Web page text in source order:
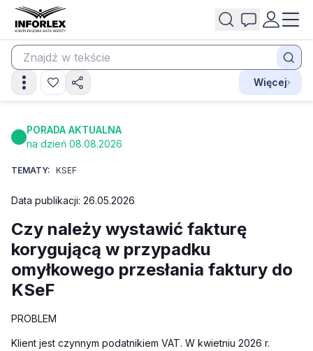
Więcej
PORADA AKTUALNA
na dzień 08.08.2026
TEMATY: KSEF
Data publikacji: 26.05.2026
Czy należy wystawić fakturę
korygującą w przypadku
omyłkowego przesłania faktury do
KSeF
PROBLEM
Klient jest czynnym podatnikiem VAT. W kwietniu 2026 r.